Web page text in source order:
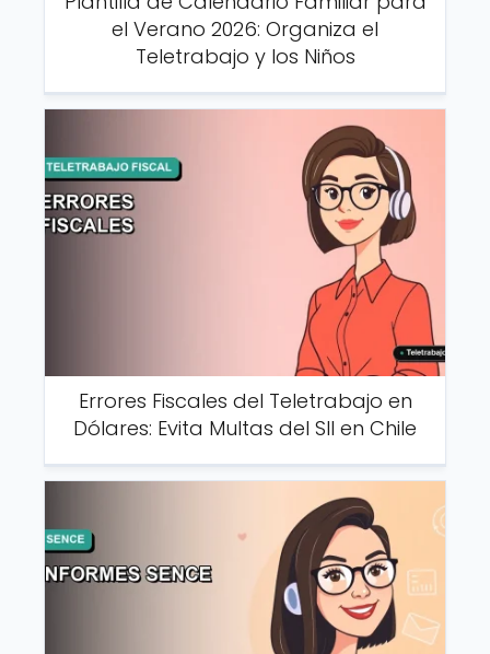
el Verano 2026: Organiza el
Teletrabajo y los Niños
Errores Fiscales del Teletrabajo en
Dólares: Evita Multas del SII en Chile